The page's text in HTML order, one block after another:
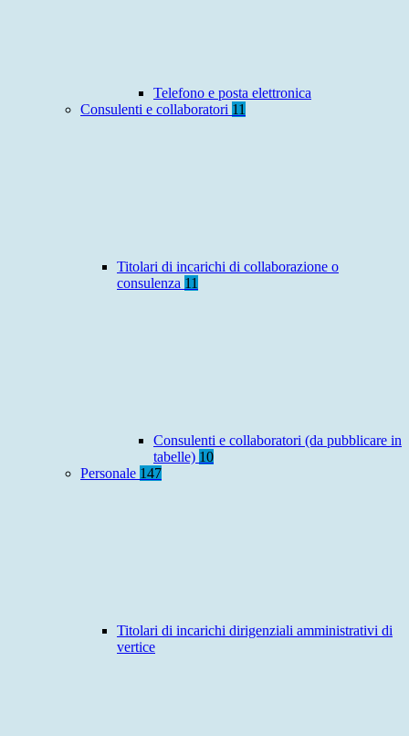
Telefono e posta elettronica
Consulenti e collaboratori 11
Titolari di incarichi di collaborazione o
consulenza 11
Consulenti e collaboratori (da pubblicare in
tabelle) 10
Personale 147
Titolari di incarichi dirigenziali amministrativi di
vertice